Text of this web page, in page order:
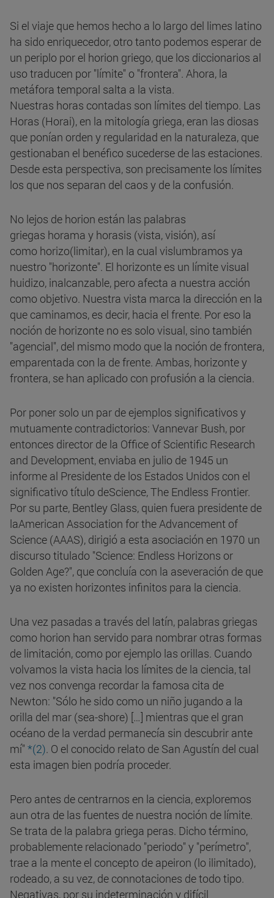
Si el viaje que hemos hecho a lo largo del limes latino
ha sido enriquecedor, otro tanto podemos esperar de
un periplo por el horion griego, que los diccionarios al
uso traducen por "límite" o "frontera". Ahora, la
metáfora temporal salta a la vista.
Nuestras horas contadas son límites del tiempo. Las
Horas (Horai), en la mitología griega, eran las diosas
que ponían orden y regularidad en la naturaleza, que
gestionaban el benéfico sucederse de las estaciones.
Desde esta perspectiva, son precisamente los límites
los que nos separan del caos y de la confusión.
No lejos de horion están las palabras
griegas horama y horasis (vista, visión), así
como horizo(limitar), en la cual vislumbramos ya
nuestro "horizonte". El horizonte es un límite visual
huidizo, inalcanzable, pero afecta a nuestra acción
como objetivo. Nuestra vista marca la dirección en la
que caminamos, es decir, hacia el frente. Por eso la
noción de horizonte no es solo visual, sino también
"agencial", del mismo modo que la noción de frontera,
emparentada con la de frente. Ambas, horizonte y
frontera, se han aplicado con profusión a la ciencia.
Por poner solo un par de ejemplos significativos y
mutuamente contradictorios: Vannevar Bush, por
entonces director de la Office of Scientific Research
and Development, enviaba en julio de 1945 un
informe al Presidente de los Estados Unidos con el
significativo título deScience, The Endless Frontier.
Por su parte, Bentley Glass, quien fuera presidente de
laAmerican Association for the Advancement of
Science (AAAS), dirigió a esta asociación en 1970 un
discurso titulado "Science: Endless Horizons or
Golden Age?", que concluía con la aseveración de que
ya no existen horizontes infinitos para la ciencia.
Una vez pasadas a través del latín, palabras griegas
como horion han servido para nombrar otras formas
de limitación, como por ejemplo las orillas. Cuando
volvamos la vista hacia los límites de la ciencia, tal
vez nos convenga recordar la famosa cita de
Newton: "Sólo he sido como un niño jugando a la
orilla del mar (sea-shore) […] mientras que el gran
océano de la verdad permanecía sin descubrir ante
mí" *(2). O el conocido relato de San Agustín del cual
esta imagen bien podría proceder.
Pero antes de centrarnos en la ciencia, exploremos
aun otra de las fuentes de nuestra noción de límite.
Se trata de la palabra griega peras. Dicho término,
probablemente relacionado "periodo" y "perímetro",
trae a la mente el concepto de apeiron (lo ilimitado),
rodeado, a su vez, de connotaciones de todo tipo.
Negativas, por su indeterminación y difícil